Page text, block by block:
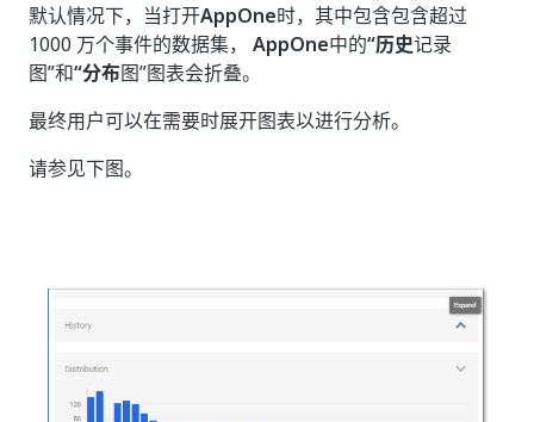
默认情况下，当打开AppOne时，其中包含包含超过
1000 万个事件的数据集， AppOne中的“历史记录
图”和“分布图”图表会折叠。
最终用户可以在需要时展开图表以进行分析。
请参见下图。